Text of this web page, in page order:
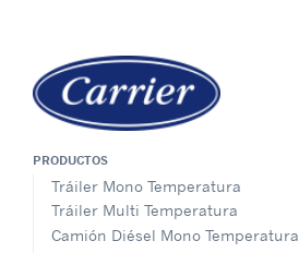
PRODUCTOS
Tráiler Mono Temperatura
Tráiler Multi Temperatura
Camión Diésel Mono Temperatura